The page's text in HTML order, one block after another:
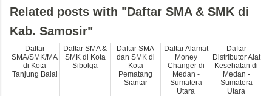
Related posts with "Daftar SMA & SMK di
Kab. Samosir"
Daftar
SMA/SMK/MA
di Kota
Tanjung Balai
Daftar SMA &
SMK di Kota
Sibolga
Daftar SMA
dan SMK di
Kota
Pematang
Siantar
Daftar Alamat
Money
Changer di
Medan -
Sumatera
Utara
Daftar
Distributor Alat
Kesehatan di
Medan -
Sumatera
Utara